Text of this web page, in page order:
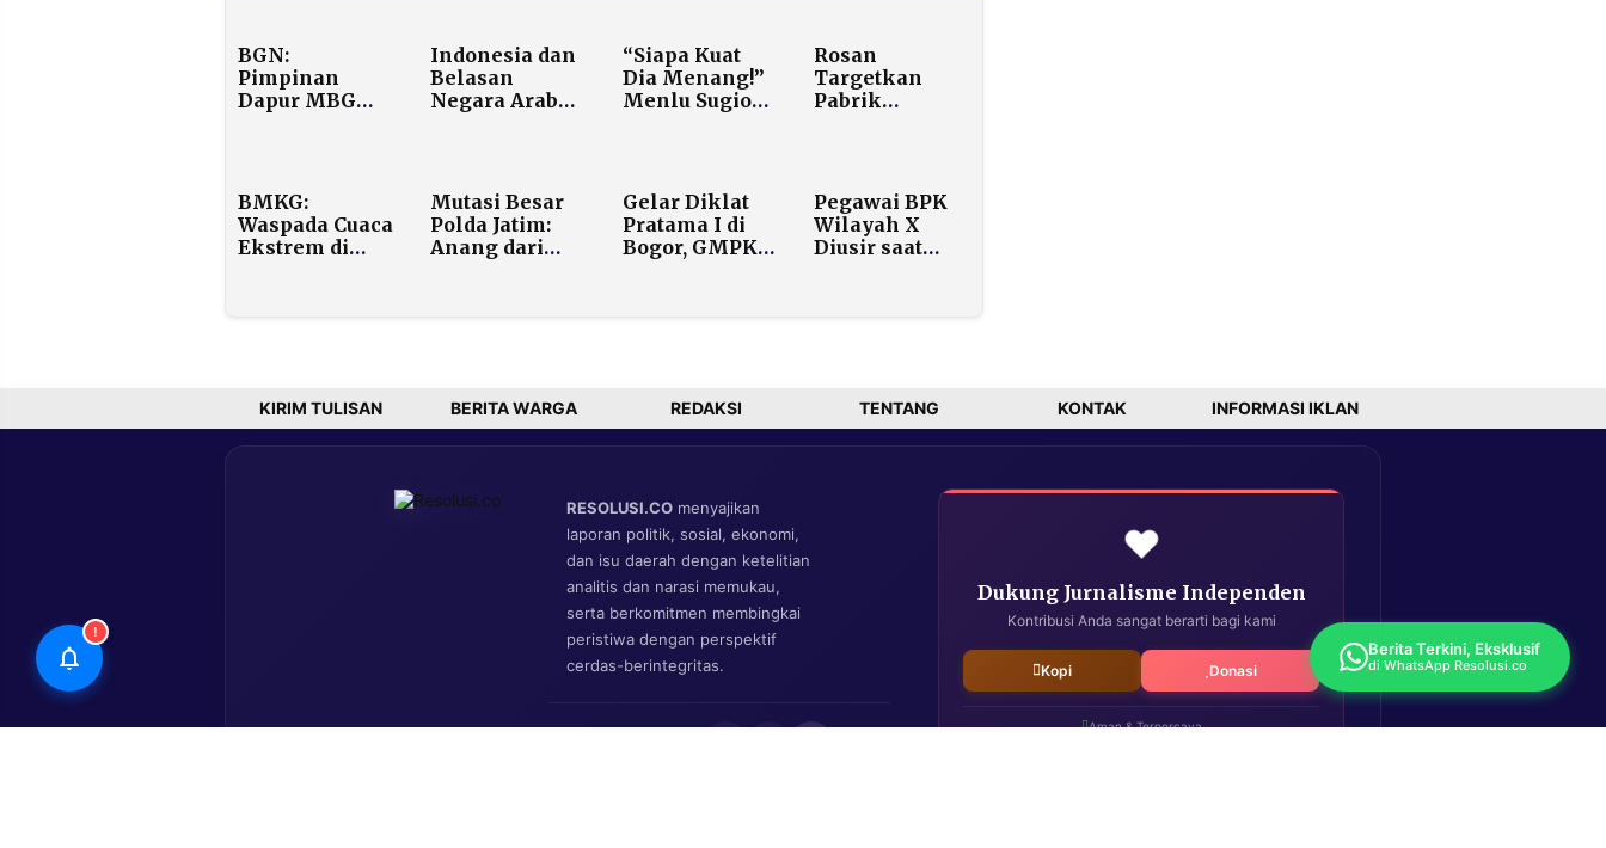
BGN:
Pimpinan
Dapur MBG
Indonesia dan
Belasan
Negara Arab
Dukung
Perluasan
Pendudukan
Israel
“Siapa Kuat
Dia Menang!”
Menlu Sugiono
Dunia II
Rosan
Targetkan
Pabrik
Rampung
2026, Serap 10
Ribu Pekerja
BMKG:
Waspada Cuaca
Ekstrem di
Mutasi Besar
Polda Jatim:
Anang dari
Bangkalan
Gelar Diklat
Pratama I di
Bogor, GMPK
Pegawai BPK
Wilayah X
Diusir saat
KIRIM TULISAN BERITA WARGA REDAKSI TENTANG KONTAK INFORMASI IKLAN
RESOLUSI.CO menyajikan
laporan politik, sosial, ekonomi,
dan isu daerah dengan ketelitian
analitis dan narasi memukau,
serta berkomitmen membingkai
peristiwa dengan perspektif
cerdas-berintegritas.
❤️
Dukung Jurnalisme Independen
Kontribusi Anda sangat berarti bagi kami
Kopi Donasi
Aman & Terpercaya
!
Berita Terkini, Eksklusif
di WhatsApp Resolusi.co